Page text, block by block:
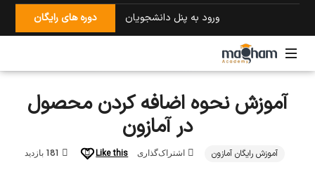
ورود به پنل دانشجویان دوره های رایگان
امید
آموزش نحوه اضافه کردن محصول
در آمازون
آموزش رایگان آمازون اشتراک‌گذاری Like this